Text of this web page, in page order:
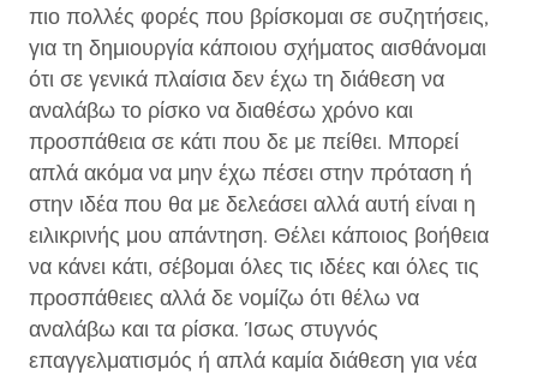
πιο πολλές φορές που βρίσκομαι σε συζητήσεις,
για τη δημιουργία κάποιου σχήματος αισθάνομαι
ότι σε γενικά πλαίσια δεν έχω τη διάθεση να
αναλάβω το ρίσκο να διαθέσω χρόνο και
προσπάθεια σε κάτι που δε με πείθει. Μπορεί
απλά ακόμα να μην έχω πέσει στην πρόταση ή
στην ιδέα που θα με δελεάσει αλλά αυτή είναι η
ειλικρινής μου απάντηση. Θέλει κάποιος βοήθεια
να κάνει κάτι, σέβομαι όλες τις ιδέες και όλες τις
προσπάθειες αλλά δε νομίζω ότι θέλω να
αναλάβω και τα ρίσκα. Ίσως στυγνός
επαγγελματισμός ή απλά καμία διάθεση για νέα